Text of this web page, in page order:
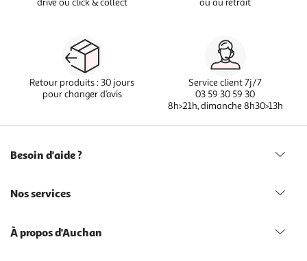
drive ou click & collect
ou au retrait
Retour produits : 30 jours
pour changer d’avis
Service client 7j/7
03 59 30 59 30
8h>21h, dimanche 8h30>13h
Besoin d'aide ?
Nos services
À propos d'Auchan